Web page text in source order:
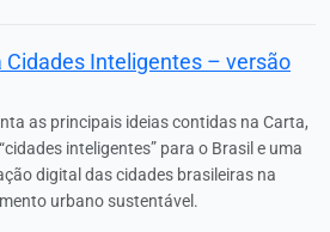
Cidades Inteligentes – versão
as principais ideias contidas na Carta,
inteligentes” para o Brasil e uma
digital das cidades brasileiras na
urbano sustentável.